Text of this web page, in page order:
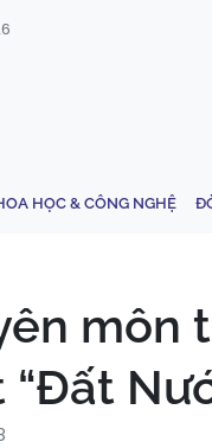
HỌC & CÔNG NGHỆ
môn